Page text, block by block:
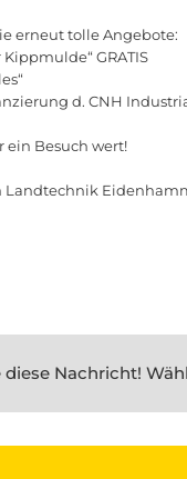
erneut tolle Angebote:
Kippmulde“ GRATIS
d. CNH
ein Besuch wert!
Landtechnik
diese Nachricht!